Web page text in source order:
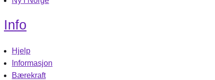
Info
Hjelp
Informasjon
Bærekraft